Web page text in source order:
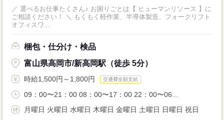
／ 選べるお仕事たくさん♪ お困りごとは【 ヒューマンリソース 】に
ご相談ください！ ＼ もくもく軽作業、半導体製造、フォークリフト
オフィスワ...
梱包・仕分け・検品
富山県高岡市/新高岡駅（徒歩 5分）
時給1,500円～1,800円 交通費全額支給
09：00〜21：00 08：00〜17：00 22：00〜06...
月曜日 火曜日 水曜日 木曜日 金曜日 土曜日 日曜日 祝日